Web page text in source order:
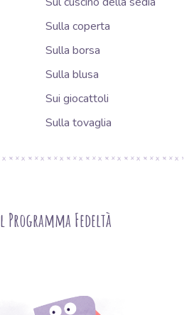
Sulla coperta
Sulla borsa
Sulla blusa
Sui giocattoli
Sulla tovaglia
Programma Fedeltà